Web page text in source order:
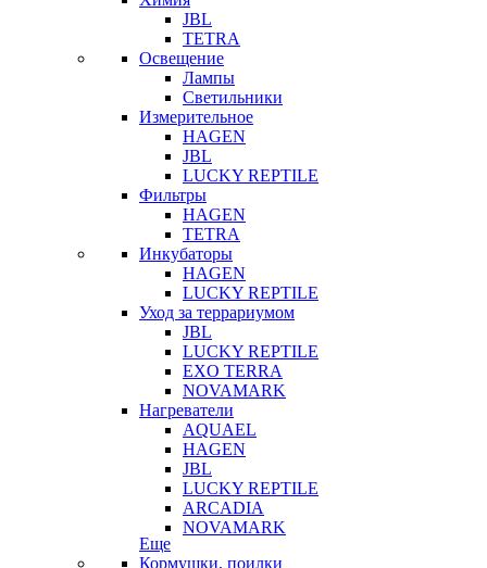
JBL
TETRA
Освещение
Лампы
Светильники
Измерительное
HAGEN
JBL
LUCKY REPTILE
Фильтры
HAGEN
TETRA
Инкубаторы
HAGEN
LUCKY REPTILE
Уход за террариумом
JBL
LUCKY REPTILE
EXO TERRA
NOVAMARK
Нагреватели
AQUAEL
HAGEN
JBL
LUCKY REPTILE
ARCADIA
NOVAMARK
Еще
Кормушки, поилки